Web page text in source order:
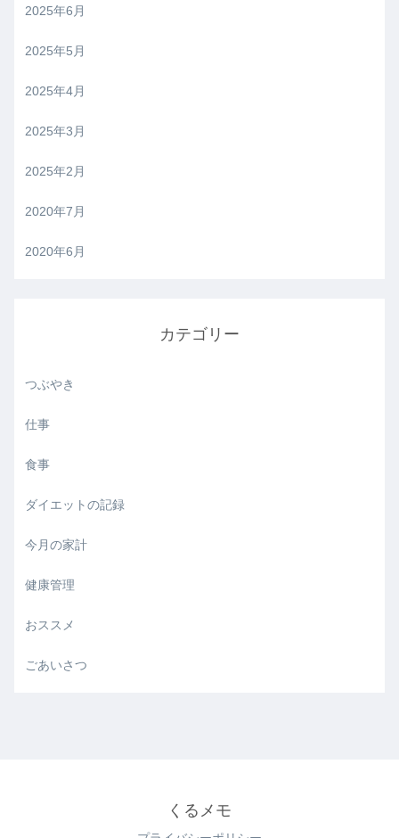
2025年6月
2025年5月
2025年4月
2025年3月
2025年2月
2020年7月
2020年6月
カテゴリー
つぶやき
仕事
食事
ダイエットの記録
今月の家計
健康管理
おススメ
ごあいさつ
くるメモ